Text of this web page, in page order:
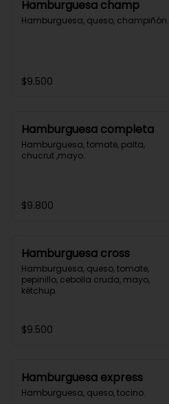
Hamburguesa champ
Hamburguesa, queso, champiñón.
$9.500
Hamburguesa completa
Hamburguesa, tomate, palta,
chucrut ,mayo.
$9.800
Hamburguesa cross
Hamburguesa, queso, tomate,
pepinillo, cebolla cruda, mayo,
kétchup.
$9.500
Hamburguesa express
Hamburguesa, queso, tocino.